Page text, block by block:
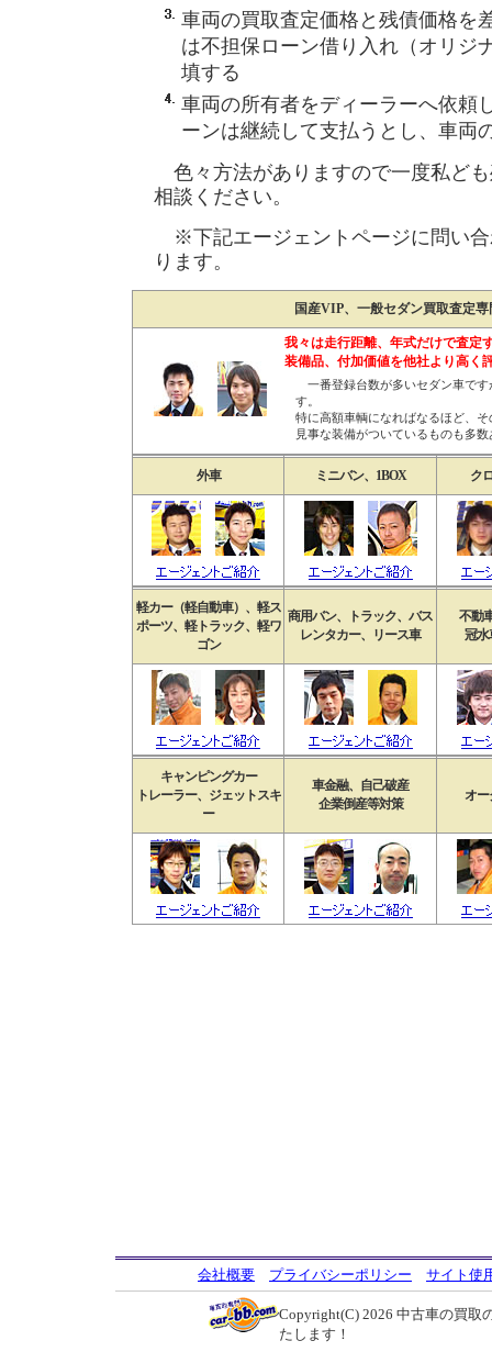
車両の買取査定価格と残債価格を
は不担保ローン借り入れ（オリジ
填する
車両の所有者をディーラーへ依頼
ーンは継続して支払うとし、車両
色々方法がありますので一度私ど
相談ください。
※下記エージェントページに問い合
ります。
国産VIP、一般セダン買取査定
我々は走行距離、年式だけで査定
装備品、付加価値を他社より高く
一番登録台数が多いセダン車です
す。
特に高額車輌になればなるほど、
見事な装備がついているものも多
外車 ミニバン、1BOX ク
軽カー（軽自動車）、軽ス
ポーツ、軽トラック、軽ワ
ゴン
商用バン、トラック、バス
レンタカー、リース車
不動
冠水
キャンピングカー
トレーラー、ジェットスキ
ー
車金融、自己破産
企業倒産等対策
オ
会社概要 プライバシーポリシー サイト使
Copyright(C) 2026 中古車の買取
たします！